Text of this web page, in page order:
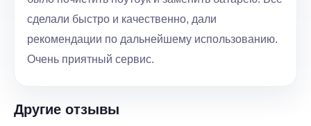
сделали быстро и качественно, дали
рекомендации по дальнейшему использованию.
Очень приятный сервис.
Другие отзывы